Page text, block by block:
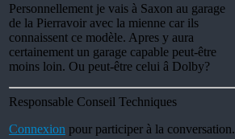
Personnellement je vais à Saxon au garage
de la Pierravoir avec la mienne car ils
connaissent ce modèle. Apres y aura
certainement un garage capable peut-être
moins loin. Ou peut-être celui â Dolby?
Responsable Conseil Techniques
Connexion pour participer à la conversation.